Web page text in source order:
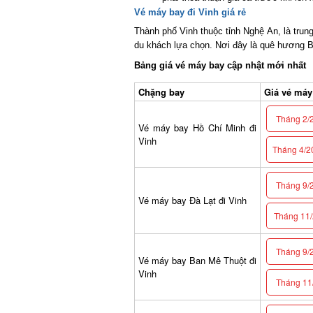
Vé máy bay đi Vinh giá rẻ
Thành phố Vinh thuộc tỉnh Nghệ An, là
du khách lựa chọn. Nơi đây là quê hương
Bảng giá vé máy bay cập nhật mới nhất
Chặng bay Giá vé
Vé máy bay Hồ Chí Minh đi
Vinh
Tháng 2/
Tháng 4/
Vé máy bay Đà Lạt đi Vinh
Tháng 9/
Tháng 11/
Vé máy bay Ban Mê Thuột đi
Vinh
Tháng 9/
Tháng